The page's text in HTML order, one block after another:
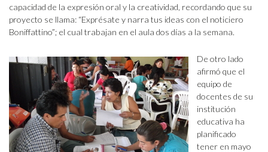
capacidad de la expresión oral y la creatividad, recordando que su
proyecto se llama: “Exprésate y narra tus ideas con el noticiero
Boniffattino”; el cual trabajan en el aula dos días a la semana.
De otro lado
afirmó que el
equipo de
docentes de su
institución
educativa ha
planificado
tener en mayo